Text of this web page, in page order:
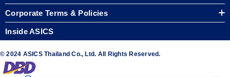
Corporate Terms & Policies
Inside ASICS
© 2024 ASICS Thailand Co., Ltd. All Rights Reserved.